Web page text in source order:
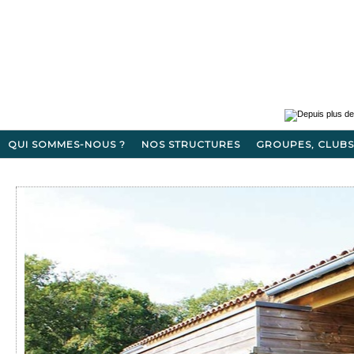
QUI SOMMES-NOUS ? NOS STRUCTURES GROUPES,